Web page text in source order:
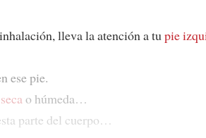
lleva la atención a tu pie
ese pie.
seca o húmeda…
parte del cuerpo…